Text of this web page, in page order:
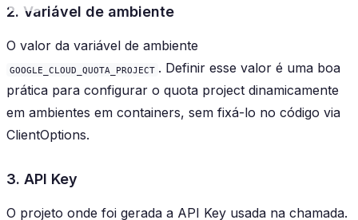
2. Variável de ambiente
O valor da variável de ambiente
GOOGLE_CLOUD_QUOTA_PROJECT . Definir esse valor é uma boa
prática para configurar o quota project dinamicamente
em ambientes em containers, sem fixá-lo no código via
ClientOptions.
3. API Key
O projeto onde foi gerada a API Key usada na chamada.